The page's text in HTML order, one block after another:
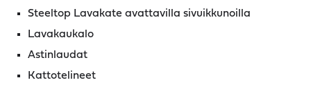
Steeltop Lavakate avattavilla sivuikkunoilla
Lavakaukalo
Astinlaudat
Kattotelineet